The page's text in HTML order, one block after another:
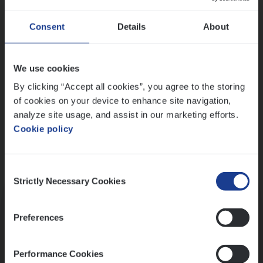
Consent Details About
We use cookies
By clicking “Accept all cookies”, you agree to the storing
of cookies on your device to enhance site navigation,
analyze site usage, and assist in our marketing efforts.
Cookie policy
Selection
Strictly Necessary Cookies
Preferences
Performance Cookies
Ons sollicitatieproces